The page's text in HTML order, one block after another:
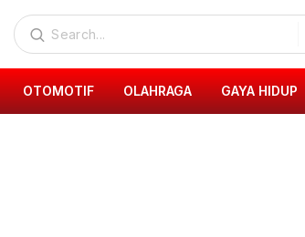
OTOMOTIF OLAHRAGA GAYA HIDUP